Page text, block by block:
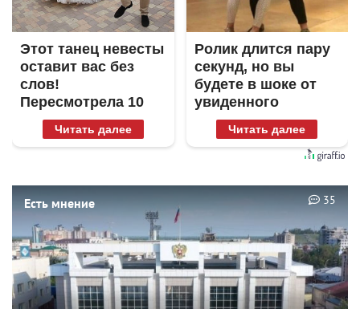
Этот танец невесты
оставит вас без
слов!
Пересмотрела 10
раз
Читать далее
Ролик длится пару
секунд, но вы
будете в шоке от
увиденного
Читать далее
Есть мнение 35